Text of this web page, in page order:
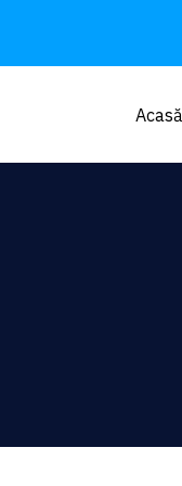
Acasă